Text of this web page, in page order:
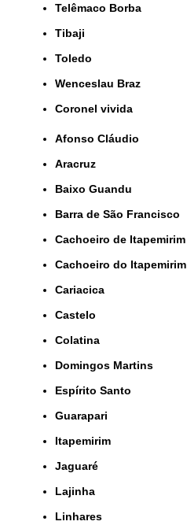
Telêmaco Borba
Tibaji
Toledo
Wenceslau Braz
coronel vivida
Afonso Cláudio
Aracruz
Baixo Guandu
Barra de São Francisco
Cachoeiro de Itapemirim
Cachoeiro do Itapemirim
Cariacica
Castelo
Colatina
Domingos Martins
Espírito Santo
Guarapari
Itapemirim
Jaguaré
Lajinha
Linhares